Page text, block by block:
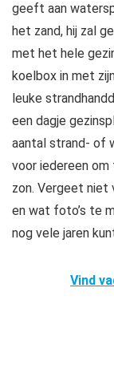
geeft aan
het zand, hij zal
met het hele
koelbox in met
leuke
een dagje
aantal strand- of
voor iedereen
zon. Vergeet niet
en wat foto’s te
nog vele jaren
Vind